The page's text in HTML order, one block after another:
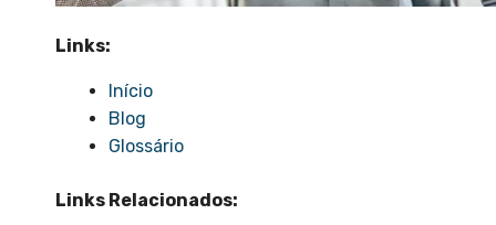
Links:
Início
Blog
Glossário
Links Relacionados: